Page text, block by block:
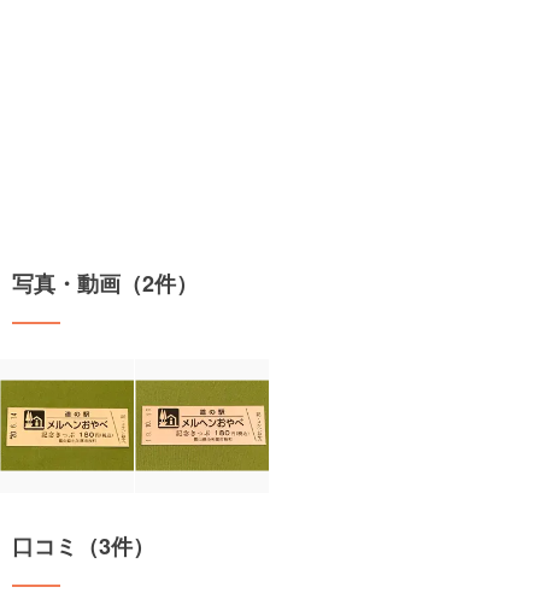
写真・動画（2件）
口コミ（3件）